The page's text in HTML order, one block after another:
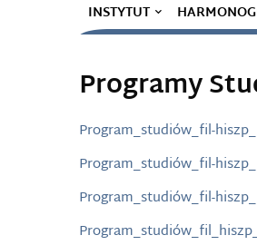
INSTYTUT
Programy
Program_studiów_fil-
Program_studiów_fil-
Program_studiów_fil-